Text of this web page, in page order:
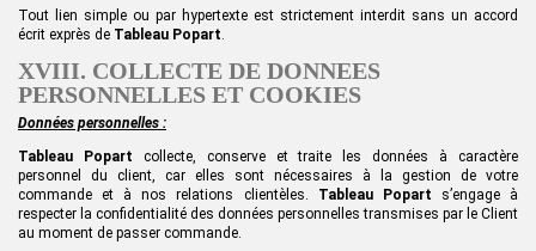
Tout lien simple ou par hypertexte est strictement interdit sans un accord
écrit exprès de Tableau Popart.
XVIII. COLLECTE DE DONNEES
PERSONNELLES ET COOKIES
Données personnelles :
Tableau Popart collecte, conserve et traite les données à caractère
personnel du c lient, car elles sont nécessaires à la gestion de votre
commande et à nos relations clientèles. Tableau Popart s’engage à
respecter la confidentialité des données personnelles transmises par le Client
au moment de passer commande.